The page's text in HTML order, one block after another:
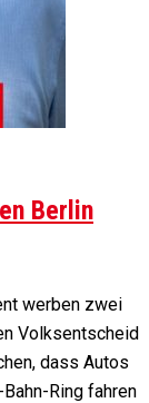
Berlin
werben zwei
Volksentscheid
dass Autos
Ring fahren